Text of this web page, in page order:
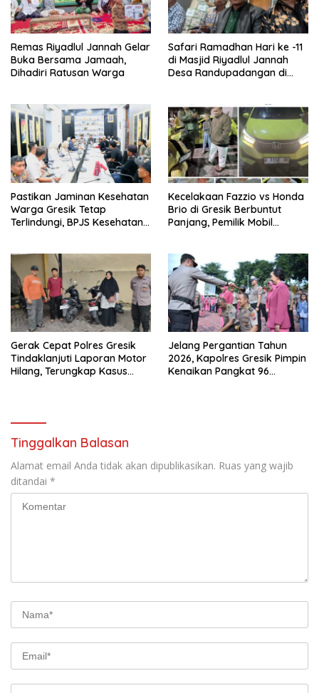
Remas Riyadlul Jannah Gelar
Buka Bersama Jamaah,
Dihadiri Ratusan Warga
Safari Ramadhan Hari ke -11
di Masjid Riyadlul Jannah
Desa Randupadangan di
Pastikan Jaminan Kesehatan
Warga Gresik Tetap
Terlindungi, BPJS Kesehatan
Kecelakaan Fazzio vs Honda
Brio di Gresik Berbuntut
Panjang, Pemilik Mobil
Gerak Cepat Polres Gresik
Tindaklanjuti Laporan Motor
Hilang, Terungkap Kasus
Jelang Pergantian Tahun
2026, Kapolres Gresik Pimpin
Kenaikan Pangkat 96
Tinggalkan Balasan
Alamat email Anda tidak akan dipublikasikan. Ruas yang wajib
ditandai *